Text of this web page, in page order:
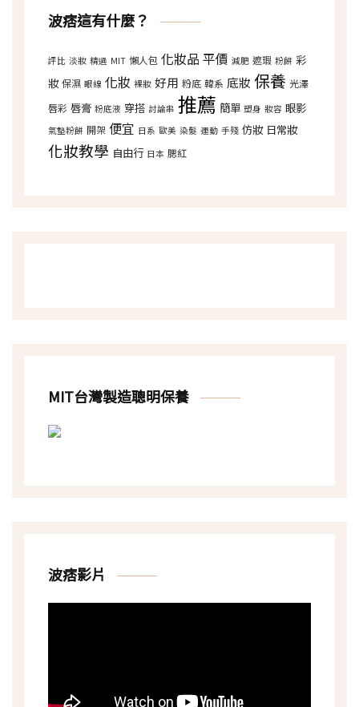
波痞這有什麼？
評比 淡妝 精選 MIT 懶人包 化妝品 平價 減肥 遮瑕 粉餅 彩
妝 保濕 眼線 化妝 裸妝 好用 粉底 韓系 底妝 保養 光澤
唇彩 唇膏 粉底液 穿搭 討論串 推薦 簡單 塑身 妝容 眼影
氣墊粉餅 開架 便宜 日系 歐美 染髮 運動 手殘 仿妝 日常妝
化妝教學 自由行 日本 腮紅
MIT台灣製造聰明保養
波痞影片